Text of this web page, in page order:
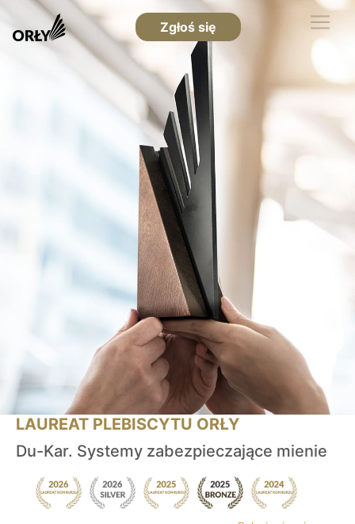
Zgłoś się
LAUREAT PLEBISCYTU ORŁY
Du-Kar. Systemy zabezpieczające mienie